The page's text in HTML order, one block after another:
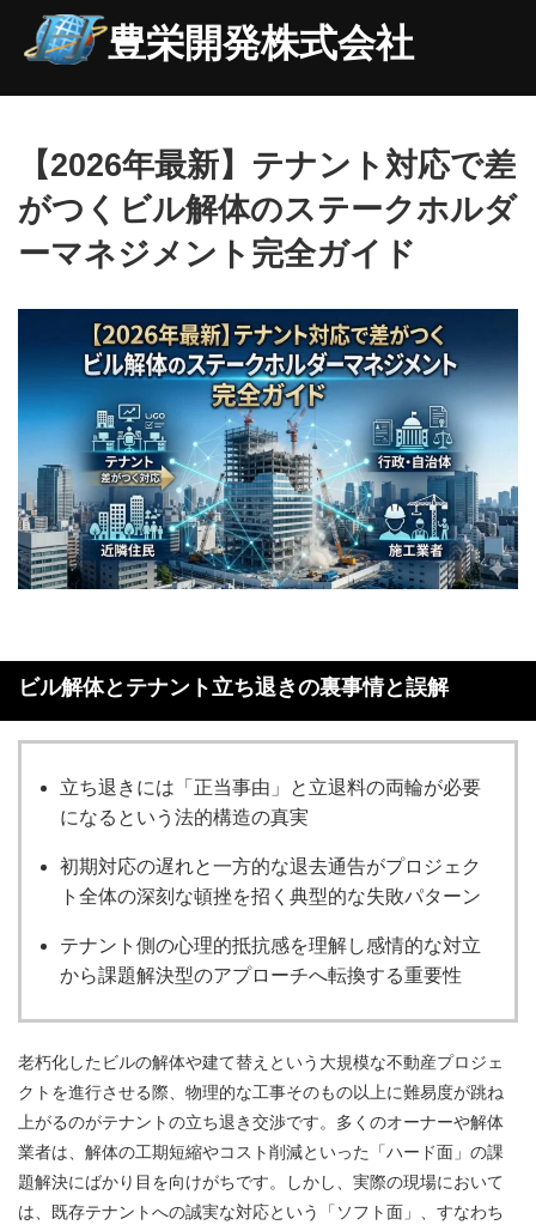
豊栄開発株式会社
【2026年最新】テナント対応で差
がつくビル解体のステークホルダ
ーマネジメント完全ガイド
ビル解体とテナント立ち退きの裏事情と誤解
立ち退きには「正当事由」と立退料の両輪が必要
になるという法的構造の真実
初期対応の遅れと一方的な退去通告がプロジェク
ト全体の深刻な頓挫を招く典型的な失敗パターン
テナント側の心理的抵抗感を理解し感情的な対立
から課題解決型のアプローチへ転換する重要性
老朽化したビルの解体や建て替えという大規模な不動産プロジェ
クトを進行させる際、物理的な工事そのもの以上に難易度が跳ね
上がるのがテナントの立ち退き交渉です。多くのオーナーや解体
業者は、解体の工期短縮やコスト削減といった「ハード面」の課
題解決にばかり目を向けがちです。しかし、実際の現場において
は、既存テナントへの誠実な対応という「ソフト面」、すなわち